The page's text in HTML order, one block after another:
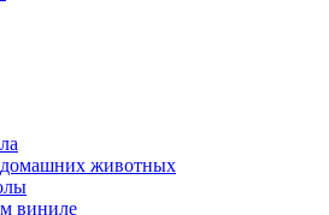
животных
виниле